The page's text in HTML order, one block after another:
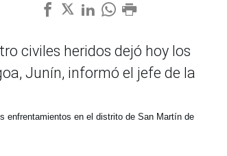
civiles heridos dejó hoy los
Junín, informó el jefe de la
enfrentamientos en el distrito de San Martín de